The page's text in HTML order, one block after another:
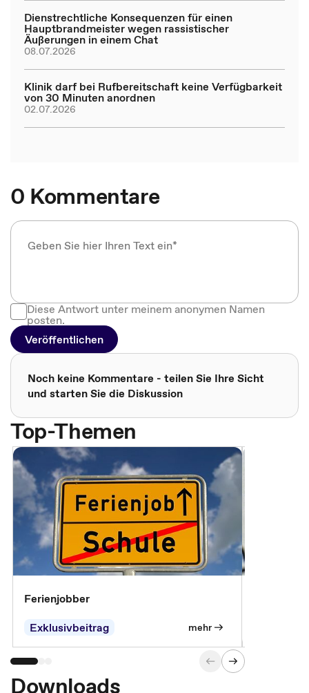
Dienstrechtliche Konsequenzen für einen
Hauptbrandmeister wegen rassistischer
Äußerungen in einem Chat
08.07.2026
Klinik darf bei Rufbereitschaft keine Verfügbarkeit
von 30 Minuten anordnen
02.07.2026
0 Kommentare
Diese Antwort unter meinem anonymen Namen
posten.
Veröffentlichen
Noch keine Kommentare - teilen Sie Ihre Sicht
und starten Sie die Diskussion
Top-Themen
Ferienjobber
Exklusivbeitrag
mehr
Downloads